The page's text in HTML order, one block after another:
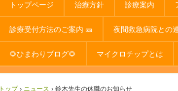
トップページ 治療方針 診療案内
診療受付方法のご案内 🎫 夜間救急病院との
🌻ひまわりブログ🌻 マイクロチップとは
トップ › ニュース › 鈴木先生の休職のお知らせ